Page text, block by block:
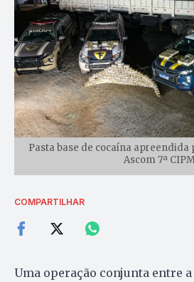
Pasta base de cocaína apreendida
Ascom 7ª
COMPARTILHAR
Uma operação conjunta entre